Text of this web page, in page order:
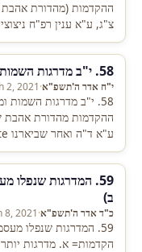
ההקדמות (מהדורת אהבת
צ"ג, ע"א ענין רפ"ח
58. י"ב מדרגות השמות ומה נקרא מיתה (ענין רפ"ח שיעור א)
י"ח אדר ה'תשפ"א·
2, 2021
58. י"ב מדרגות
ההקדמות מהדורת אהבת
ע"א ד"ה ואחר שביארנו Donate…
59. המדרגות שנפלו
ב)
כ"ד אדר ה'תשפ"א·
8, 2021
הקדמות= א. מדרגות